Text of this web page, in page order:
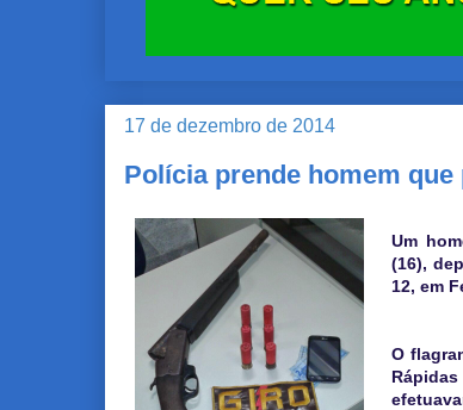
17 de dezembro de 2014
Polícia prende homem
Um
(16),
12, em
O